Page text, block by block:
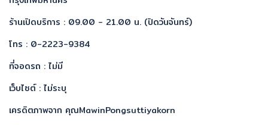
ร้านเปิดบริการ : 09.00 - 21.00 น. (ปิดวันจันทร์)
โทร : 0-2223-9384
ที่จอดรถ : ไม่มี
เว็บไซต์ : ไม่ระบุ
เครดิตภาพจาก คุณMawinPongsuttiyakorn